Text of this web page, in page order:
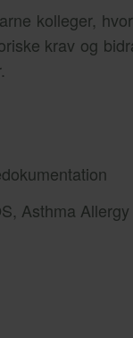
kolleger,
krav og
Asthma